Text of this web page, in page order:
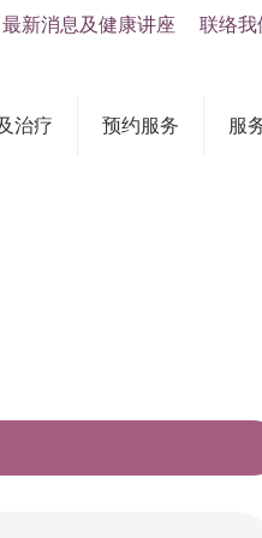
治疗 预约服务 服
最新消息及健康讲座 联络我